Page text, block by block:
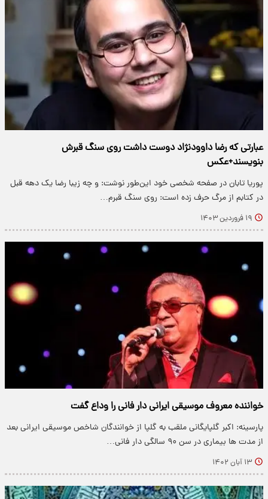
عبارتی که رضا داوودنژاد دوست داشت روی سنگ قبرش
بنویسند+عکس
پوریا تابان در صفحه شخصی خود این‌طور نوشت: و چه زیبا رضا یک دهه قبل
در کتابم از مرگ حرف زده است: روی سنگ قبرم…
۱۹ فروردین ۱۴۰۳
خواننده معروف موسیقی ایرانی دار فانی را وداع گفت
پارسینه: اکبر گلپایگانی ملقب به گلپا از خوانندگان شاخص موسیقی ایرانی بعد
از مدت ها بیماری در سن ۹۰ سالگی دار فانی…
۱۳ آبان ۱۴۰۲